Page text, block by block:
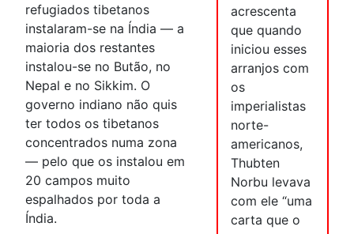
acrescenta
que quando
iniciou esses
arranjos com
os
imperialistas
norte-
americanos,
Thubten
Norbu levava
com ele “uma
carta que o
refugiados tibetanos
instalaram-se na Índia — a
maioria dos restantes
instalou-se no Butão, no
Nepal e no Sikkim. O
governo indiano não quis
ter todos os tibetanos
concentrados numa zona
— pelo que os instalou em
20 campos muito
espalhados por toda a
Índia.